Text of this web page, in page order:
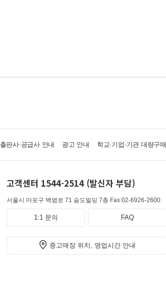
출판사·공급사 안내 광고 안내 학교·기업·기관 대량구매
고객센터 1544-2514 (발신자 부담)
서울시 마포구 백범로 71 숨도빌딩 7층 Fax 02-6926-2600
1:1 문의 FAQ
중고매장 위치, 영업시간 안내